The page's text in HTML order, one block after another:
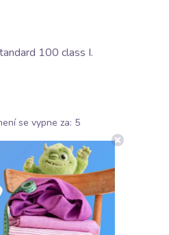
100 class I.
(110°C)
se vypne za: 5